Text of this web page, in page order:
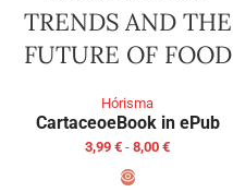
TRENDS AND THE
FUTURE OF FOOD
Hórisma
CartaceoeBook in ePub
3,99 € - 8,00 €